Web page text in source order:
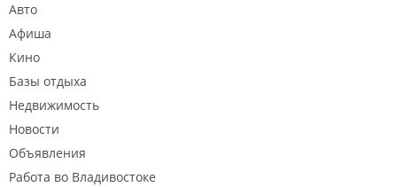
Авто
Афиша
Кино
Базы отдыха
Недвижимость
Новости
Объявления
Работа во Владивостоке